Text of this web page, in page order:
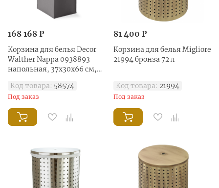
168 168 ₽
Корзина для белья Decor
Walther Nappa 0938893
напольная, 37х30х66 см,
Код товара: 58574
Под заказ
81 400 ₽
Корзина для белья Migliore
21994 бронза 72 л
Код товара: 21994
Под заказ